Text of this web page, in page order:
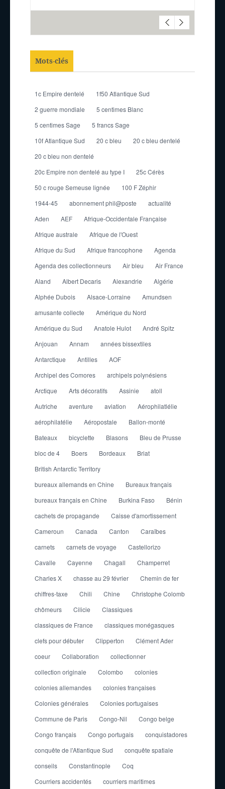
Mots-clés
1c Empire dentelé
1f50 Atlantique Sud
2 guerre mondiale
5 centimes Blanc
5 centimes Sage
5 francs Sage
10f Atlantique Sud
20 c bleu
20 c bleu dentelé
20 c bleu non dentelé
20c Empire non dentelé au type I
25c Cérès
50 c rouge Semeuse lignée
100 F Zéphir
1944-45
abonnement phil@poste
actualité
Aden
AEF
Afrique-Occidentale Française
Afrique australe
Afrique de l'Ouest
Afrique du Sud
Afrique francophone
Agenda
Agenda des collectionneurs
Air bleu
Air France
Aland
Albert Decaris Alexandrie
Algérie
Alphée Dubois
Alsace-Lorraine
Amundsen
amusante collecte
Amérique du Nord
Amérique du Sud
Anatole Hulot
André Spitz
Anjouan
Annam
années bissextiles
Antarctique
Antilles
AOF
Archipel des Comores
archipels polynésiens
Arctique
Arts décoratifs Assinie
atoll
Autriche
aventure aviation
Aérophilatlélie
aérophilatélie
Aéropostale
Ballon-monté
Bateaux
bicyclette Blasons
Bleu de Prusse
bloc de 4
Boers Bordeaux
Briat
British Antarctic Territory
bureaux allemands en Chine
Bureaux français
bureaux français en Chine
Burkina Faso
Bénin
cachets de propagande
Caisse d'amortissement
Cameroun
Canada Canton
Caraïbes
carnets
carnets de voyage
Castellorizo
Cavalle
Cayenne Chagall
Champerret
Charles X
chasse au 29 février
Chemin de fer
chiffres-taxe
Chili Chine
Christophe Colomb
chômeurs
Cilicie
Classiques
classiques de France
classiques monégasques
clefs pour débuter
Clipperton
Clément Ader
coeur
Collaboration
collectionner
collection originale
Colombo
colonies
colonies allemandes
colonies françaises
Colonies générales
Colonies portugaises
Commune de Paris
Congo-Nil
Congo belge
Congo français
Congo portugais
conquistadores
conquête de l'Atlantique Sud
conquête spatiale
conseils
Constantinople
Coq
Courriers accidentés
courriers maritimes